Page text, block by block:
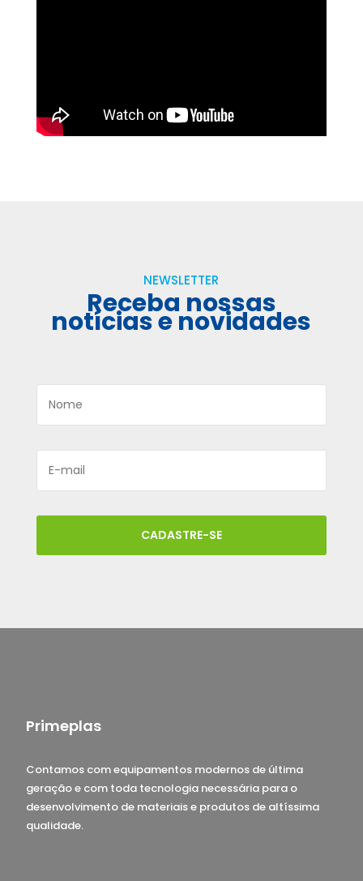
NEWSLETTER
Receba nossas
notícias e novidades
CADASTRE-SE
Primeplas
Contamos com equipamentos modernos de última
geração e com toda tecnologia necessária para o
desenvolvimento de materiais e produtos de altíssima
qualidade.